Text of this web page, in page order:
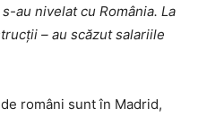
au nivelat cu România. La
– au scăzut salariile
români sunt în Madrid,